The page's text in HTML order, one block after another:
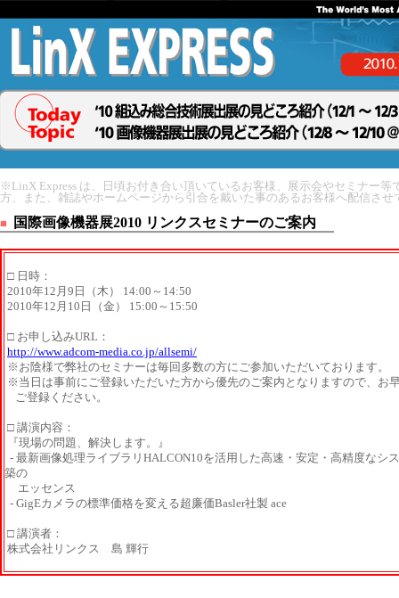
※LinX Express は、日頃お付き合い頂いているお客様、展示会やセミナー等
方、また、雑誌やホームページから引合を戴いた事のあるお客様へ配信させ
■
国際画像機器展2010 リンクスセミナーのご案内
□ 日時：
2010年12月9日（木） 14:00～14:50
2010年12月10日（金） 15:00～15:50
□ お申し込みURL：
http://www.adcom-media.co.jp/allsemi/
※お陰様で弊社のセミナーは毎回多数の方にご参加いただいております。
※当日は事前にご登録いただいた方から優先のご案内となりますので、お
ご登録ください。
□ 講演内容：
『現場の問題、解決します。』
- 最新画像処理ライブラリHALCON10を活用した高速・安定・高精度なシ
築の
エッセンス
- GigEカメラの標準価格を変える超廉価Basler社製 ace
□ 講演者：
株式会社リンクス 島 輝行